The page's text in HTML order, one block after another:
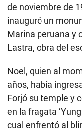
de noviembre de
inauguró un
Marina peruana y
Lastra, obra del
Noel, quien al
años, había
Forjó su temple y
en la fragata
cual enfrentó al